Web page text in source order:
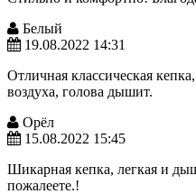
Белый
19.08.2022 14:31
Отличная классическая
воздуха, голова дышит.
Орёл
15.08.2022 15:45
Шикарная кепка, легкая и
пожалеете.!